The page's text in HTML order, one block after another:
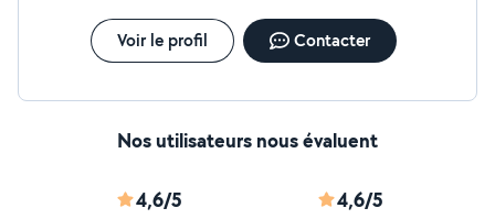
Voir le profil Contacter
Nos utilisateurs nous évaluent
4,6/5 4,6/5